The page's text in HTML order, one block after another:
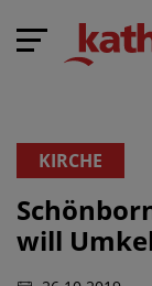
KIRCHE
will